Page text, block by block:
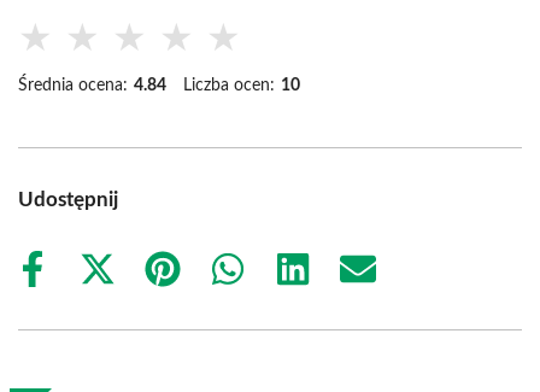
★ ★ ★ ★ ★
Średnia ocena: 4.84 Liczba ocen: 10
Udostępnij
Share
Share
(Twitter)
Share
Share
Share
Share